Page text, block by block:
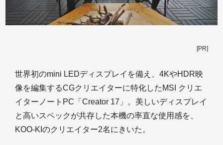
[PR]
世界初のmini LEDディスプレイを備え、4KやHDR映
像を編集するCGクリエイターに特化したMSI クリエ
イターノートPC「Creator 17」。美しいディスプレイ
と高いスペックが共存した本機の率直な使用感を、
KOO-KIのクリエイター2名にきいた。